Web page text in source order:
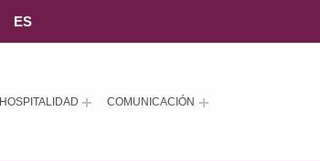
HOSPITALIDAD COMUNICACIÓN
ES